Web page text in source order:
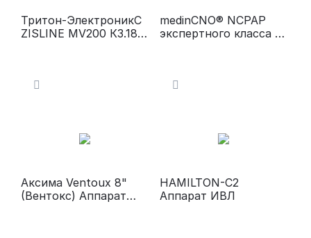
Тритон-ЭлектроникС
ZISLINE МV200 К3.18
medinCNO® NCPAP
экспертного класса с
респираторной
Аксима Ventoux 8"
(Вентокс) Аппарат
HAMILTON-С2
Аппарат ИВЛ